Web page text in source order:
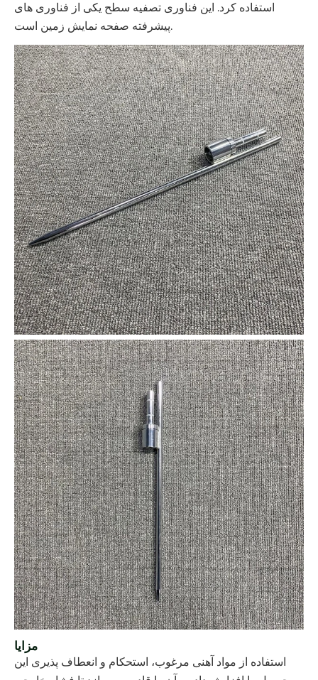
استفاده کرد. این فناوری تصفیه سطح یکی از فناوری های
پیشرفته صفحه نمایش زمین است.
مزایا
استفاده از مواد آهنی مرغوب، استحکام و انعطاف پذیری این